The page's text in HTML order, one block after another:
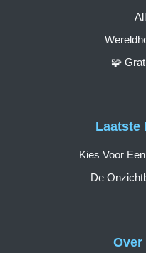
Over
🧩
Laatste
Kies Voor
De